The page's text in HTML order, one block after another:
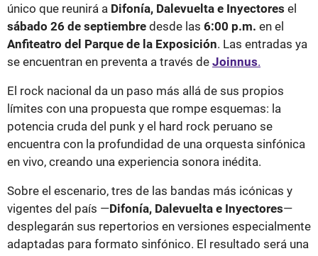
único que reunirá a Difonía, Dalevuelta e Inyectores el
sábado 26 de septiembre desde las 6:00 p.m. en el
Anfiteatro del Parque de la Exposición. Las entradas ya
se encuentran en preventa a través de Joinnus.
El rock nacional da un paso más allá de sus propios
límites con una propuesta que rompe esquemas: la
potencia cruda del punk y el hard rock peruano se
encuentra con la profundidad de una orquesta sinfónica
en vivo, creando una experiencia sonora inédita.
Sobre el escenario, tres de las bandas más icónicas y
vigentes del país —Difonía, Dalevuelta e Inyectores—
desplegarán sus repertorios en versiones especialmente
adaptadas para formato sinfónico. El resultado será una